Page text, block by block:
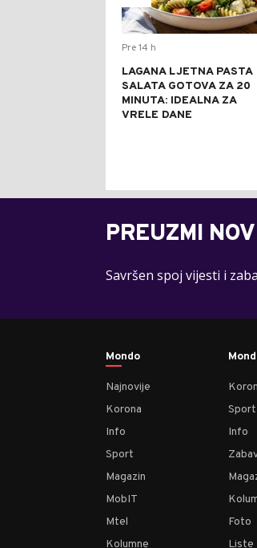
Pre 14 h
LAGANA LJETNA PASTA
SALATA GOTOVA ZA 20
MINUTA: IDEALNA ZA
VRELE DANE
PREUZMI
Savršen spoj vijesti i
Mondo
Najnovije
Korona
Info
Sport
Magazin
MobIT
Mtel
Kolumne
Sport
Info
Foto
Liste